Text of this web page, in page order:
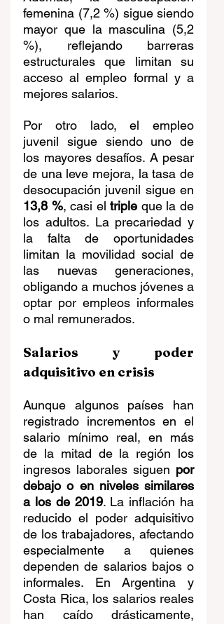
femenina (7,2 %) sigue siendo
mayor que la masculina (5,2
%), reflejando barreras
estructurales que limitan su
acceso al empleo formal y a
mejores salarios.
Por otro lado, el empleo
juvenil sigue siendo uno de
los mayores desafíos. A pesar
de una leve mejora, la tasa de
13,8 %, casi el triple que la de
los adultos. La precariedad y
la falta de oportunidades
limitan la movilidad social de
las nuevas generaciones,
obligando a muchos jóvenes a
optar por empleos informales
o mal remunerados.
Salarios y poder
adquisitivo en crisis
Aunque algunos países han
registrado incrementos en el
salario mínimo real, en más
de la mitad de la región los
ingresos laborales siguen por
debajo o en niveles similares
a los de 2019. La inflación ha
reducido el poder adquisitivo
de los trabajadores, afectando
especialmente a quienes
dependen de salarios bajos o
informales. En Argentina y
Costa Rica, los salarios reales
han caído drásticamente,